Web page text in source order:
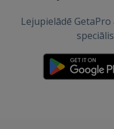
Lejupielādē